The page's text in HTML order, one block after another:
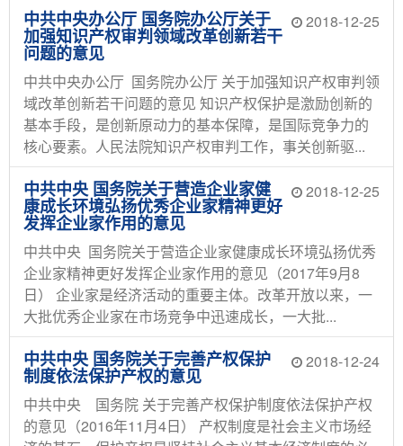
2018-12-25
中共中央办公厅 国务院办公厅关于
加强知识产权审判领域改革创新若干
问题的意见
中共中央办公厅 国务院办公厅 关于加强知识产权审判领
域改革创新若干问题的意见 知识产权保护是激励创新的
基本手段，是创新原动力的基本保障，是国际竞争力的
核心要素。人民法院知识产权审判工作，事关创新驱...
2018-12-25
中共中央 国务院关于营造企业家健
康成长环境弘扬优秀企业家精神更好
发挥企业家作用的意见
中共中央 国务院关于营造企业家健康成长环境弘扬优秀
企业家精神更好发挥企业家作用的意见（2017年9月8
日） 企业家是经济活动的重要主体。改革开放以来，一
大批优秀企业家在市场竞争中迅速成长，一大批...
2018-12-24
中共中央 国务院关于完善产权保护
制度依法保护产权的意见
中共中央 国务院 关于完善产权保护制度依法保护产权
的意见（2016年11月4日） 产权制度是社会主义市场经